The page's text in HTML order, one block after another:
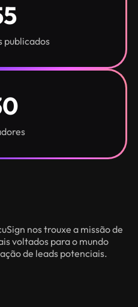
nos trouxe a missão de
voltados para o mundo
de leads potenciais.
publicados